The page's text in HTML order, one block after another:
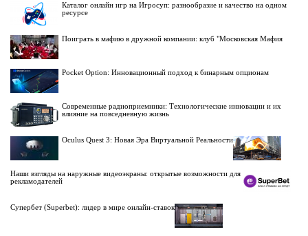
Каталог онлайн игр на Игросуп: разнообразие и качество на одном
ресурсе
Поиграть в мафию в дружной компании: клуб "Московская Мафия
Pocket Option: Инновационный подход к бинарным опционам
Современные радиоприемники: Технологические инновации и их
влияние на повседневную жизнь
Oculus Quest 3: Новая Эра Виртуальной Реальности
Наши взгляды на наружные видеоэкраны: открытые возможности для
рекламодателей
Супербет (Superbet): лидер в мире онлайн-ставок